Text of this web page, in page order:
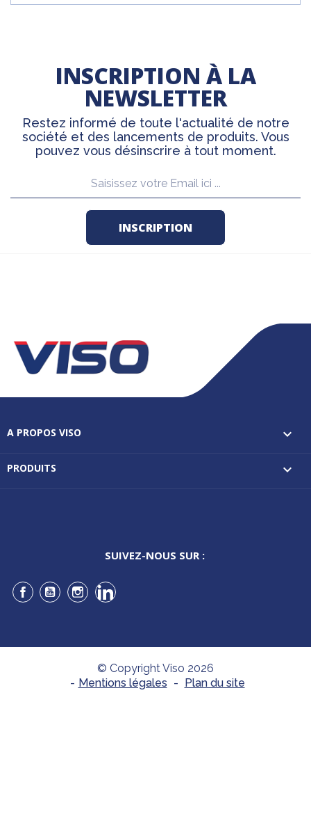
INSCRIPTION À LA
NEWSLETTER
Restez informé de toute l'actualité de notre
société et des lancements de produits. Vous
pouvez vous désinscrire à tout moment.
A PROPOS VISO 
PRODUITS 
SUIVEZ-NOUS SUR :
Facebook
YouTubeInstagramLinkedIn
© Copyright Viso 2026
- Mentions légales - Plan du site